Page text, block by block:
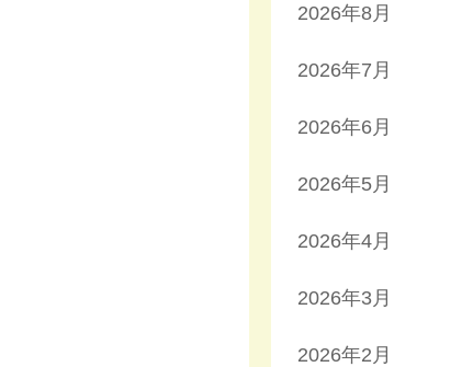
2026年8月
2026年7月
2026年6月
2026年5月
2026年4月
2026年3月
2026年2月